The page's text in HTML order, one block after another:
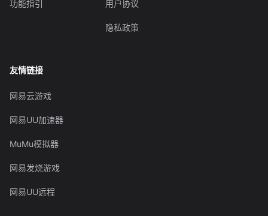
功能指引 用户协议
隐私政策
友情链接
网易云游戏
网易UU加速器
MuMu模拟器
网易发烧游戏
网易UU远程